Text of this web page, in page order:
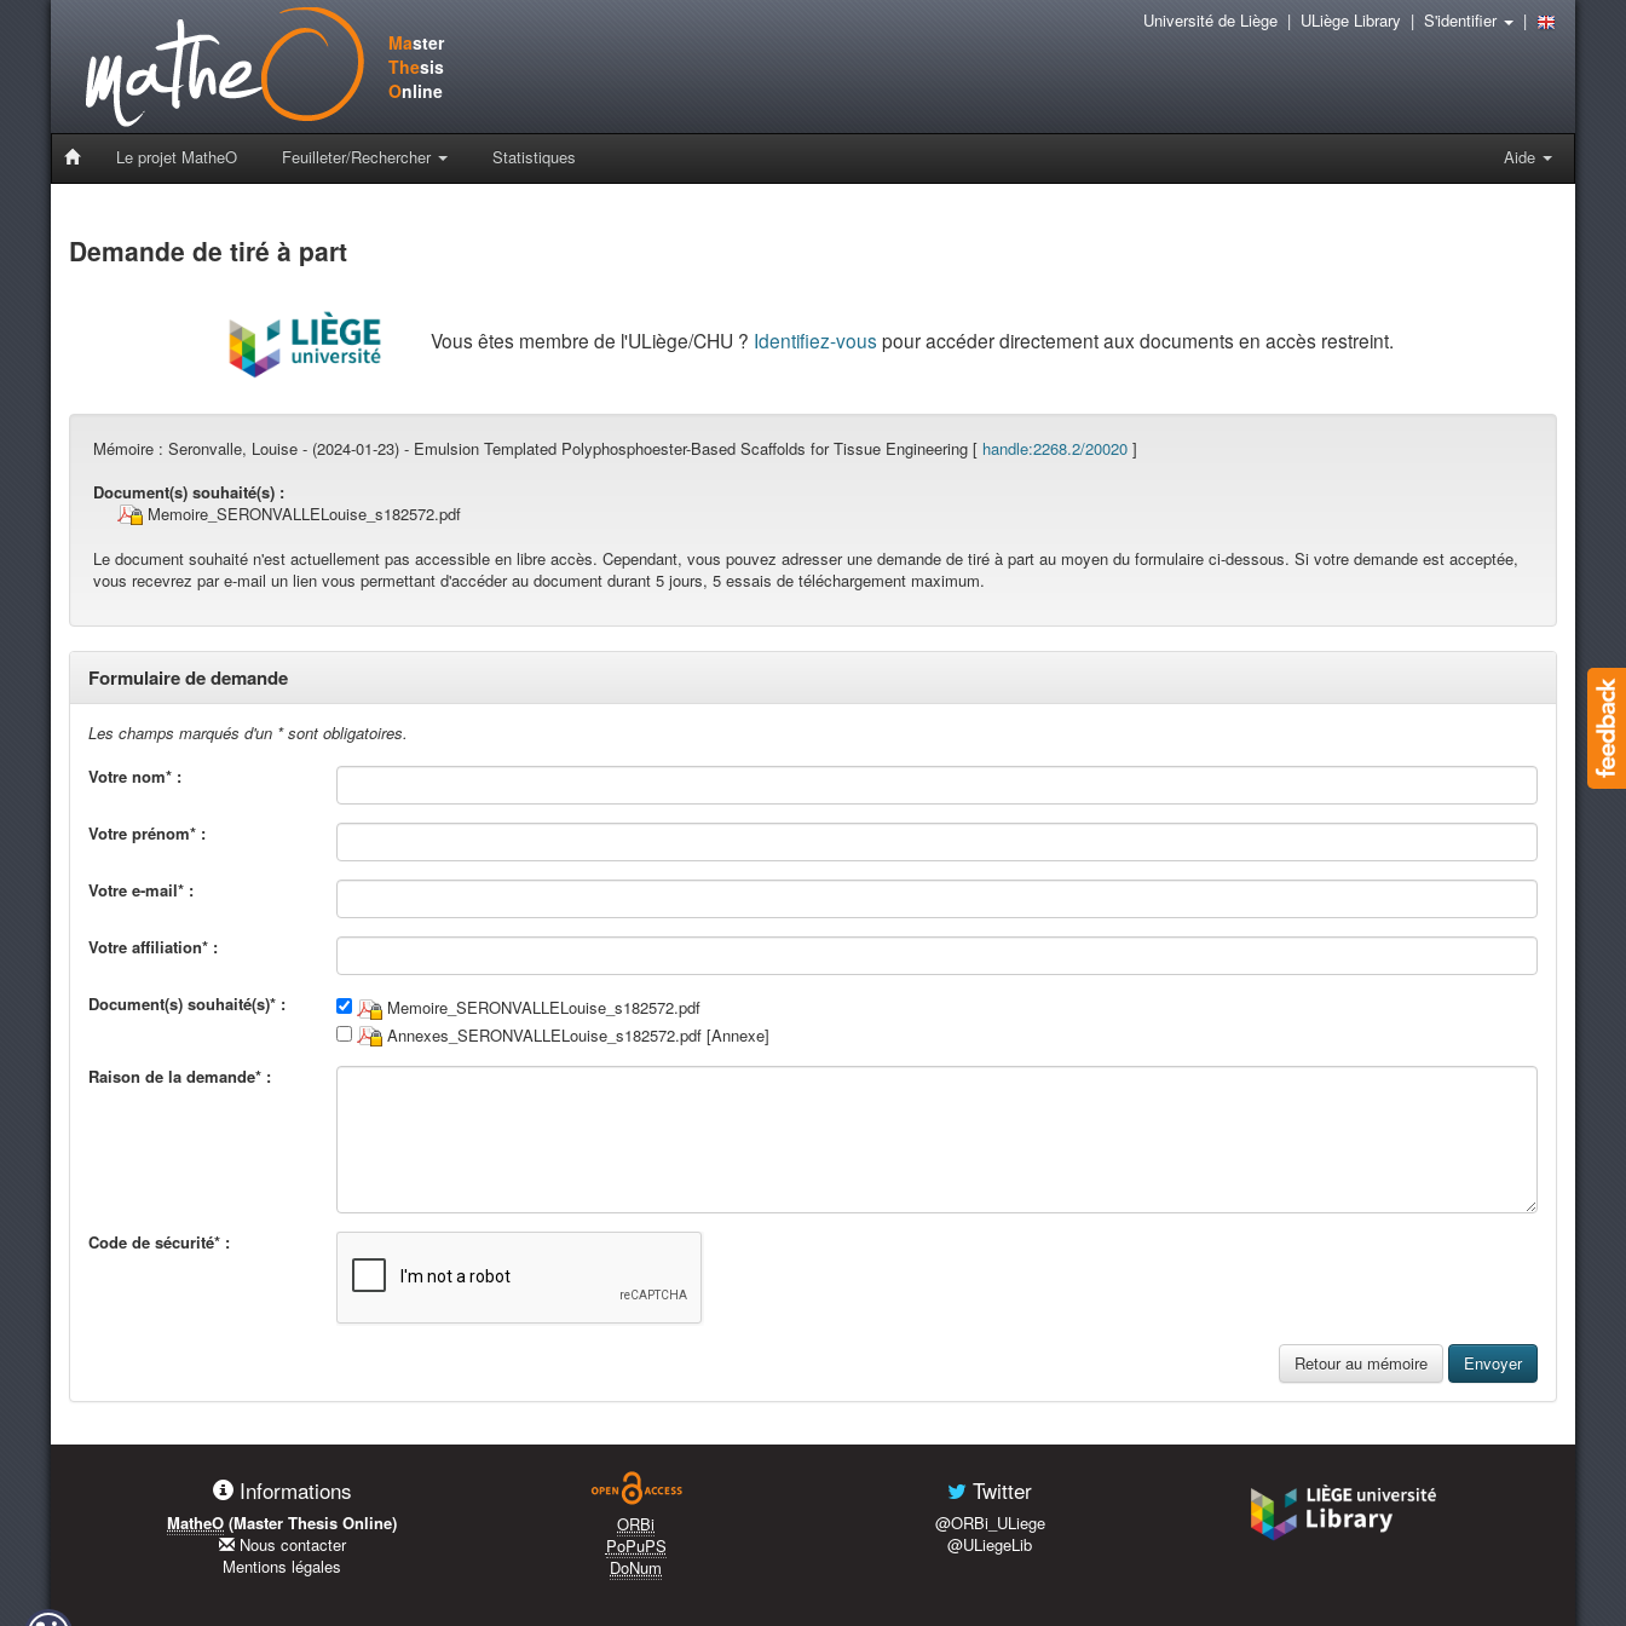
Master
Thesis
Online
Le projet MatheO Feuilleter/Rechercher Statistiques Aide
Université de Liège| ULiège Library | S'identifier |
Demande de tiré à part
Vous êtes membre de l'ULiège/CHU ? Identifiez-vous pour accéder directement aux documents en accès restreint.
Mémoire : Seronvalle, Louise - (2024-01-23) - Emulsion Templated Polyphosphoester-Based Scaffolds for Tissue Engineering [ handle:2268.2/20020 ]
Document(s) souhaité(s) :
Memoire_SERONVALLELouise_s182572.pdf
Le document souhaité n'est actuellement pas accessible en libre accès. Cependant, vous pouvez adresser une demande de tiré à part au moyen du formulaire ci-dessous. Si votre demande est acceptée,
vous recevrez par e-mail un lien vous permettant d'accéder au document durant 5 jours, 5 essais de téléchargement maximum.
Formulaire de demande
Les champs marqués d'un * sont obligatoires.
Votre nom* :
Votre prénom* :
Votre e-mail* :
Votre affiliation* :
Document(s) souhaité(s)* :
Memoire_SERONVALLELouise_s182572.pdf
Annexes_SERONVALLELouise_s182572.pdf [Annexe]
Raison de la demande* :
Code de sécurité* :
Retour au mémoire Envoyer
Informations
MatheO (Master Thesis Online)
Nous contacter
Mentions légales
ORBi
PoPuPS
DoNum
Twitter
@ORBi_ULiege
@ULiegeLib